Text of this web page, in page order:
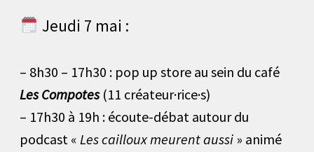
Jeudi 7 mai :
– 8h30 – 17h30 : pop up store au sein du café
Les Compotes(11 créateur·rice·s)
– 17h30 à 19h : écoute-débat autour du
podcast «Les cailloux meurent aussi » animé